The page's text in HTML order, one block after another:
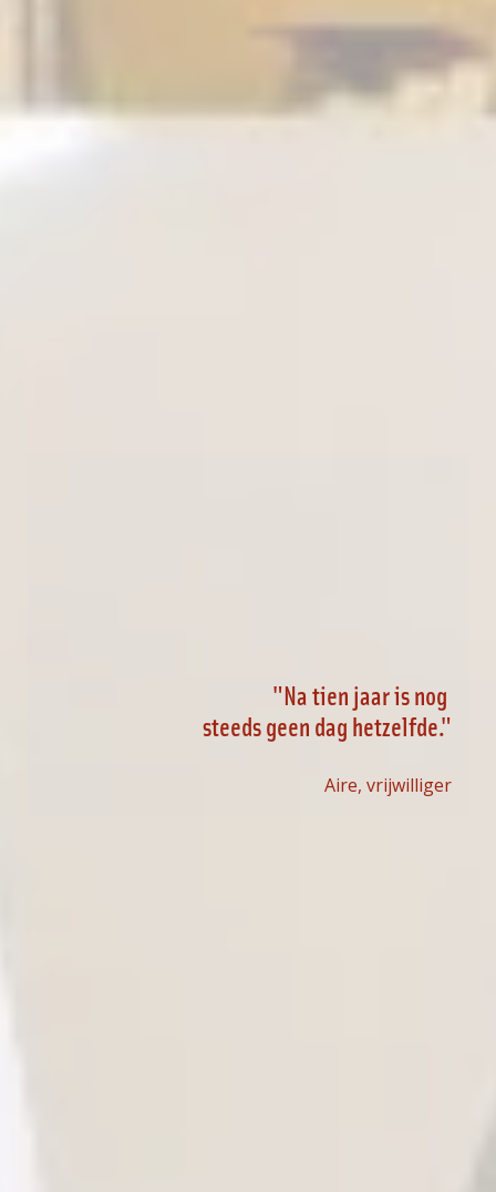
"Na tien jaar is nog
steeds geen dag hetzelfde."
Aire, vrijwilliger